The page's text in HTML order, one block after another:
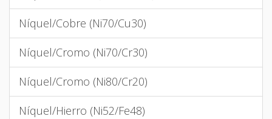
Níquel/Cobre (Ni70/Cu30)
Níquel/Cromo (Ni70/Cr30)
Níquel/Cromo (Ni80/Cr20)
Níquel/Hierro (Ni52/Fe48)